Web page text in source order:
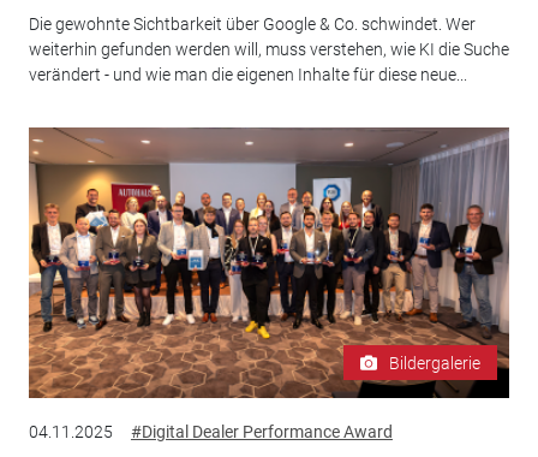
Die gewohnte Sichtbarkeit über Google & Co. schwindet. Wer
weiterhin gefunden werden will, muss verstehen, wie KI die Suche
verändert - und wie man die eigenen Inhalte für diese neue...
Bildergalerie
04.11.2025 #Digital Dealer Performance Award